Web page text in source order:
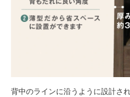
背中のラインに沿うように設計さ